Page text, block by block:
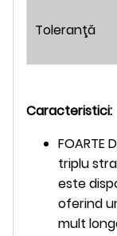
Toleranţă
Caracteristici:
FOARTE
triplu
este
oferind
mult